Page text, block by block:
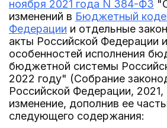
ноября 2021 года N 384-ФЗ
изменений в Бюджетный
Федерации и отдельные
акты Российской Федерации
особенностей исполнения
бюджетной системы
2022 году" (Собрание
Российской Федерации, 2021,
изменение, дополнив ее
следующего содержания: